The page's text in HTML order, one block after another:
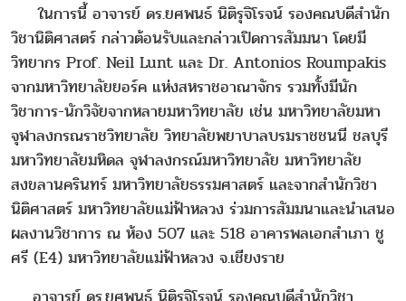
ในการนี้ อาจารย์ ดร.ยศพนธ์ นิติรุจิโรจน์ รองคณบดีสำนัก
วิชานิติศาสตร์ กล่าวต้อนรับและกล่าวเปิดการสัมมนา โดยมี
วิทยากร Prof. Neil Lunt และ Dr. Antonios Roumpakis
จากมหาวิทยาลัยยอร์ค แห่งสหราชอาณาจักร รวมทั้งมีนัก
วิชาการ-นักวิจัยจากหลายมหาวิทยาลัย เช่น มหาวิทยาลัยมหา
จุฬาลงกรณราชวิทยาลัย วิทยาลัยพยาบาลบรมราชชนนี ชลบุรี
มหาวิทยาลัยมหิดล จุฬาลงกรณ์มหาวิทยาลัย มหาวิทยาลัย
สงขลานครินทร์ มหาวิทยาลัยธรรมศาสตร์ และจากสำนักวิชา
นิติศาสตร์ มหาวิทยาลัยแม่ฟ้าหลวง ร่วมการสัมมนาและนำเสนอ
ผลงานวิชาการ ณ ห้อง 507 และ 518 อาคารพลเอกสำเภา ชู
ศรี (E4) มหาวิทยาลัยแม่ฟ้าหลวง จ.เชียงราย